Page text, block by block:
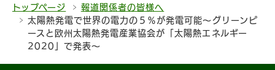
トップページ
報道関係者の皆様へ
太陽熱発電で世界の電力の５％が発電可能～グリーンピ
ースと欧州太陽熱発電産業協会が「太陽熱エネルギー
2020」で発表～